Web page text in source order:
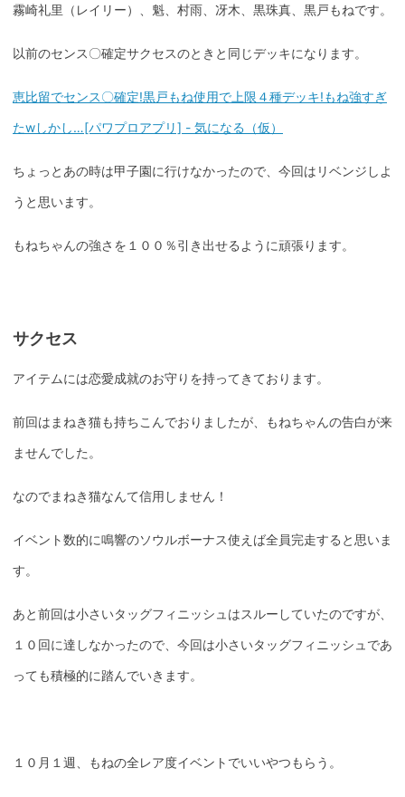
霧崎礼里（レイリー）、魁、村雨、冴木、黒珠真、黒戸もねです。
以前のセンス〇確定サクセスのときと同じデッキになります。
恵比留でセンス〇確定!黒戸もね使用で上限４種デッキ!もね強すぎ
たwしかし…[パワプロアプリ] - 気になる（仮）
ちょっとあの時は甲子園に行けなかったので、今回はリベンジしよ
うと思います。
もねちゃんの強さを１００％引き出せるように頑張ります。
サクセス
アイテムには恋愛成就のお守りを持ってきております。
前回はまねき猫も持ちこんでおりましたが、もねちゃんの告白が来
ませんでした。
なのでまねき猫なんて信用しません！
イベント数的に鳴響のソウルボーナス使えば全員完走すると思いま
す。
あと前回は小さいタッグフィニッシュはスルーしていたのですが、
１０回に達しなかったので、今回は小さいタッグフィニッシュであ
っても積極的に踏んでいきます。
１０月１週、もねの全レア度イベントでいいやつもらう。